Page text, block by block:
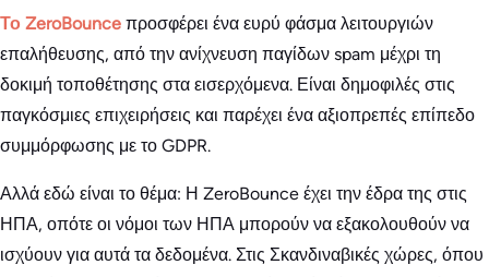
Το ZeroBounce προσφέρει ένα ευρύ φάσμα λειτουργιών
επαλήθευσης, από την ανίχνευση παγίδων spam μέχρι τη
δοκιμή τοποθέτησης στα εισερχόμενα. Είναι δημοφιλές στις
παγκόσμιες επιχειρήσεις και παρέχει ένα αξιοπρεπές επίπεδο
συμμόρφωσης με το GDPR.
Αλλά εδώ είναι το θέμα: Η ZeroBounce έχει την έδρα της στις
ΗΠΑ, οπότε οι νόμοι των ΗΠΑ μπορούν να εξακολουθούν να
ισχύουν για αυτά τα δεδομένα. Στις Σκανδιναβικές χώρες, όπου